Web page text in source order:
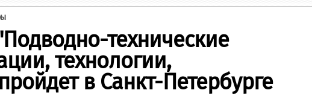
Конференции
Личности
Словарь
Флот
Форум
технические
технологии,
в Санкт-Петербурге